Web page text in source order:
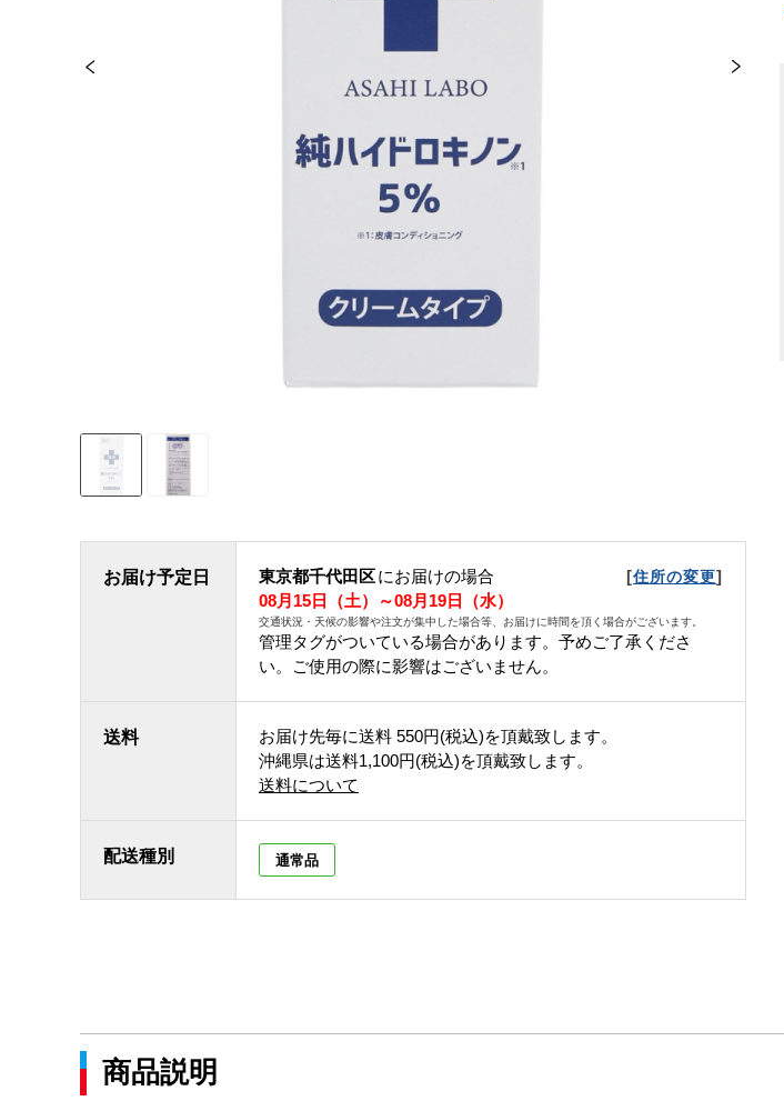
お届け予定日 東京都千代田区にお届けの場合 [住所の変更]
08月15日（土）～08月19日（水）
交通状況・天候の影響や注文が集中した場合等、お届けに時間を頂く場合がございます。
管理タグがついている場合があります。予めご了承くださ
い。ご使用の際に影響はございません。
送料 お届け先毎に送料 550円(税込)を頂戴致します。
沖縄県は送料1,100円(税込)を頂戴致します。
送料について
配送種別 通常品
商品説明